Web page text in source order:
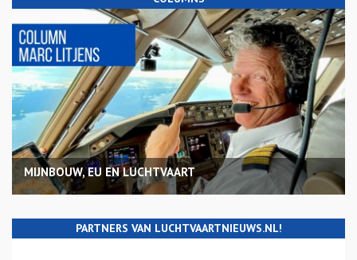
MIJNBOUW, EU EN LUCHTVAART
PARTNERS VAN LUCHTVAARTNIEUWS.NL!